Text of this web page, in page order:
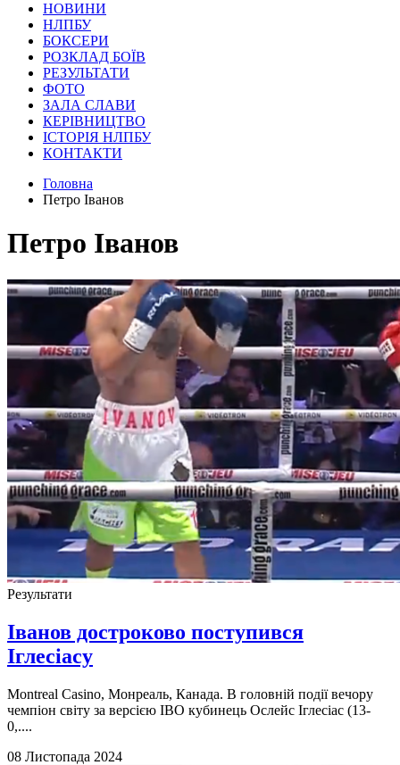
НОВИНИ
НЛПБУ
БОКСЕРИ
РОЗКЛАД БОЇВ
РЕЗУЛЬТАТИ
ФОТО
ЗАЛА СЛАВИ
КЕРІВНИЦТВО
ІСТОРІЯ НЛПБУ
КОНТАКТИ
Головна
Петро Іванов
Петро Іванов
Результати
Іванов достроково поступився
Іглесіасу
Montreal Casino, Монреаль, Канада. В головній події вечору
чемпіон світу за версією IBO кубинець Ослейс Іглесіас (13-
0,....
08 Листопада 2024